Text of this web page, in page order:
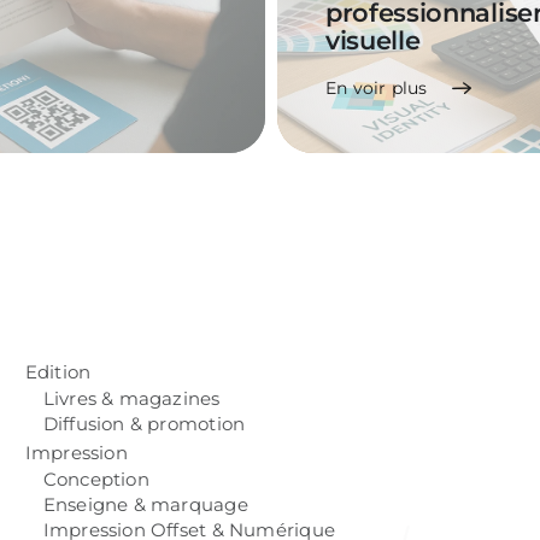
visuelle
En voir plus
Edition
Livres & magazines
Diffusion & promotion
Impression
Conception
Enseigne & marquage
Impression Offset & Numérique